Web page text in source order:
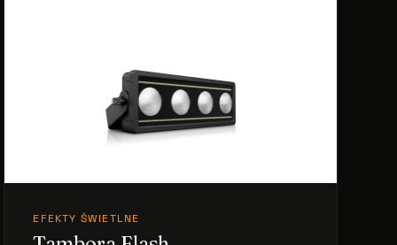
EFEKTY ŚWIETLNE